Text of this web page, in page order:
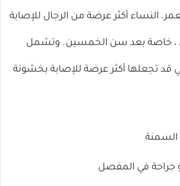
النساء أكثر عرضة من الرجال للإصابة
، خاصة بعد سن الخمسين. وتشمل
قد تجعلها أكثر عرضة للإصابة بخشونة
السمنة
جراحة في المفصل